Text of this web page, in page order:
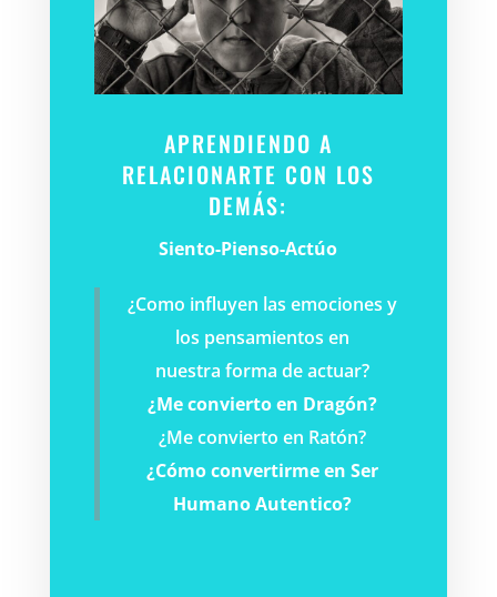
APRENDIENDO A
RELACIONARTE CON LOS
DEMÁS:
Siento-Pienso-Actúo
¿Como influyen las emociones y
los pensamientos en
nuestra forma de actuar?
¿Me convierto en Dragón?
¿Me convierto en Ratón?
¿Cómo convertirme en Ser
Humano Autentico?